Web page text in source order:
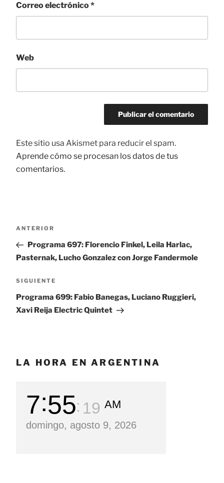
Correo electrónico*
Web
Este sitio usa Akismet para reducir el spam.
Aprende cómo se procesan los datos de tus
comentarios.
Navegación
entradas
Entrada
anterior:
ANTERIOR
Programa 697: Florencio Finkel, Leila Harlac,
Pasternak, Lucho Gonzalez con Jorge Fandermole
Siguiente
entrada
SIGUIENTE
Programa 699: Fabio Banegas, Luciano Ruggieri,
Xavi Reija Electric Quintet
LA HORA EN ARGENTINA
7 55 20 AM
domingo, agosto 9, 2026